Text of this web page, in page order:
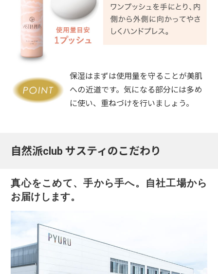
保湿はまずは使用量を守ることが美肌
への近道です。気になる部分には多め
に使い、重ねづけを行いましょう。
自然派club サスティのこだわり
真心をこめて、手から手へ。自社工場から
お届けします。